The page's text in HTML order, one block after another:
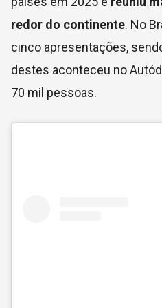
redor do continente. No
cinco apresentações,
destes aconteceu no
70 mil pessoas.